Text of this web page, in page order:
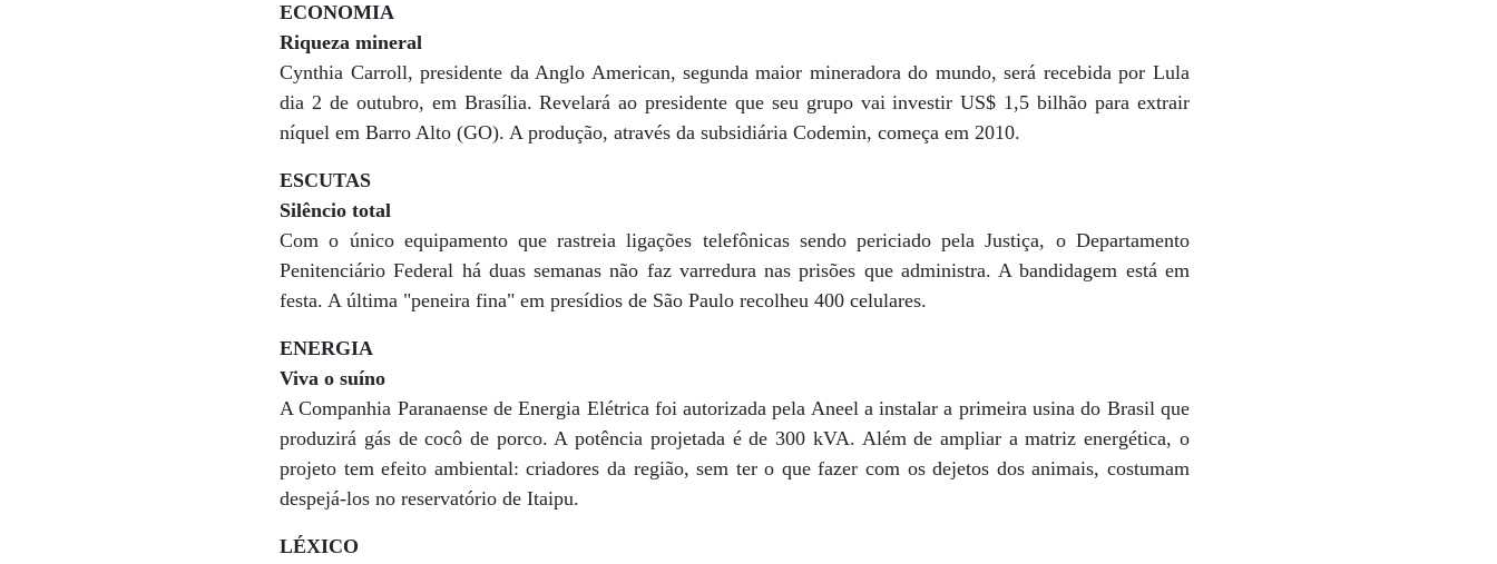
ECONOMIA
Riqueza mineral
Cynthia Carroll, presidente da Anglo American, segunda maior mineradora do mundo, será recebida por Lula
dia 2 de outubro, em Brasília. Revelará ao presidente que seu grupo vai investir US$ 1,5 bilhão para extrair
níquel em Barro Alto (GO). A produção, através da subsidiária Codemin, começa em 2010.
ESCUTAS
Silêncio total
Com o único equipamento que rastreia ligações telefônicas sendo periciado pela Justiça, o Departamento
Penitenciário Federal há duas semanas não faz varredura nas prisões que administra. A bandidagem está em
festa. A última "peneira fina" em presídios de São Paulo recolheu 400 celulares.
ENERGIA
Viva o suíno
A Companhia Paranaense de Energia Elétrica foi autorizada pela Aneel a instalar a primeira usina do Brasil que
produzirá gás de cocô de porco. A potência projetada é de 300 kVA. Além de ampliar a matriz energética, o
projeto tem efeito ambiental: criadores da região, sem ter o que fazer com os dejetos dos animais, costumam
despejá-los no reservatório de Itaipu.
LÉXICO